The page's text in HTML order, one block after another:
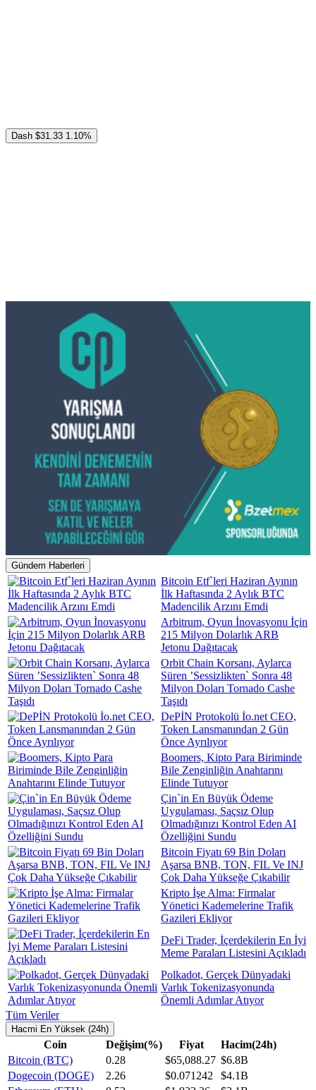
Dash $31.33 1.10%
Gündem Haberleri
Bitcoin Etf`leri Haziran Ayının
İlk Haftasında 2 Aylık BTC
Madencilik Arzını Emdi
Arbitrum, Oyun İnovasyonu İçin
215 Milyon Dolarlık ARB
Jetonu Dağıtacak
Orbit Chain Korsanı, Aylarca
Süren ’Sessizlikten` Sonra 48
Milyon Doları Tornado Cashe
Taşıdı
DePİN Protokolü İo.net CEO,
Token Lansmanından 2 Gün
Önce Ayrılıyor
Boomers, Kipto Para Biriminde
Bile Zenginliğin Anahtarını
Elinde Tutuyor
Çin`in En Büyük Ödeme
Uygulaması, Saçsız Olup
Olmadığınızı Kontrol Eden AI
Özelliğini Sundu
Bitcoin Fiyatı 69 Bin Doları
Aşarsa BNB, TON, FIL Ve INJ
Çok Daha Yükseğe Çıkabilir
Kripto İşe Alma: Firmalar
Yönetici Kademelerine Trafik
Gazileri Ekliyor
DeFi Trader, İçerdekilerin En İyi
Meme Paraları Listesini Açıkladı
Polkadot, Gerçek Dünyadaki
Varlık Tokenizasyonunda
Önemli Adımlar Atıyor
Tüm Veriler
Hacmi En Yüksek (24h)
Coin Değişim(%) Fiyat
Hacim(24h)
Bitcoin (BTC)
0.28 $65,088.27 $6.8B
Dogecoin (DOGE)
2.26 $0.071242
$4.1B